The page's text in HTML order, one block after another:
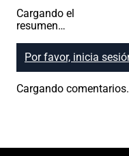
Cargando el
resumen…
Por favor, inicia
Cargando